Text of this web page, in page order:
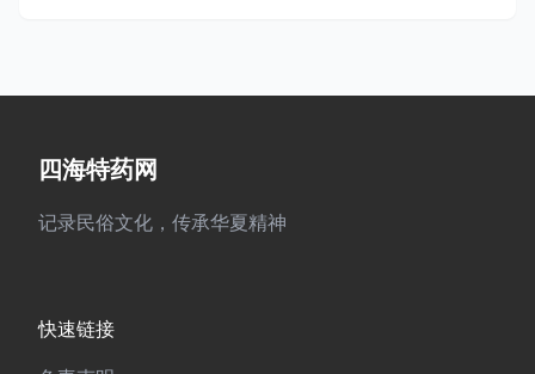
四海特药网
记录民俗文化，传承华夏精神
快速链接